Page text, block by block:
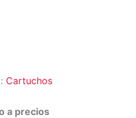
Cartuchos
a precios